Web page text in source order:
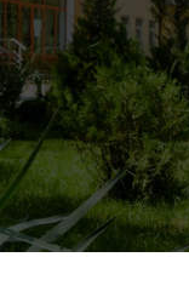
Ózbekstan
aǵartıwshılıq
ilajları
Pármanı
wazıypalardıń
Ózbekstan
apreldegi 01A/
múnásibet
medresesinde